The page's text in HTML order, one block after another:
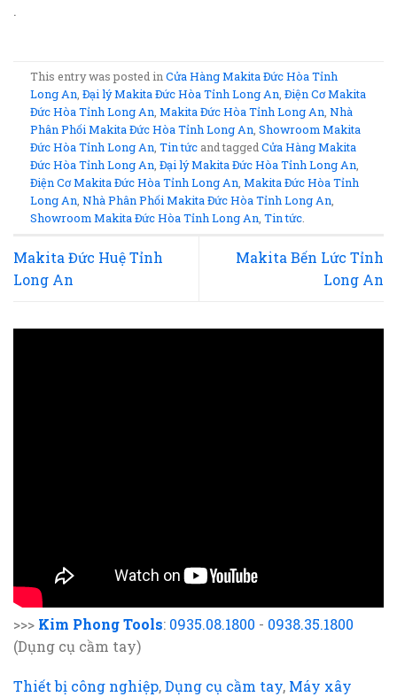
.
This entry was posted inCửa Hàng Makita Đức Hòa Tỉnh
Long An,Đại lý Makita Đức Hòa Tỉnh Long An,Điện Cơ Makita
Đức Hòa Tỉnh Long An,Makita Đức Hòa Tỉnh Long An,Nhà
Phân Phối Makita Đức Hòa Tỉnh Long An,Showroom Makita
Đức Hòa Tỉnh Long An,Tin tức and taggedCửa Hàng Makita
Đức Hòa Tỉnh Long An,Đại lý Makita Đức Hòa Tỉnh Long An,
Điện Cơ Makita Đức Hòa Tỉnh Long An,Makita Đức Hòa Tỉnh
Long An,Nhà Phân Phối Makita Đức Hòa Tỉnh Long An,
Showroom Makita Đức Hòa Tỉnh Long An,Tin tức.
Makita Đức Huệ Tỉnh
Long An
Makita Bến Lức Tỉnh
Long An
>>> Kim Phong Tools: 0935.08.1800 - 0938.35.1800
(Dụng cụ cầm tay)
Thiết bị công nghiệp,Dụng cụ cầm tay, Máy xây